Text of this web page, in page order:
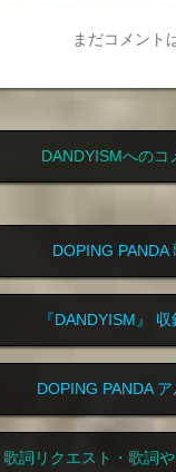
まだコメント
DANDYISMへのコ
DOPING PANDA
『DANDYISM』
DOPING PANDA
歌詞リクエスト・歌詞